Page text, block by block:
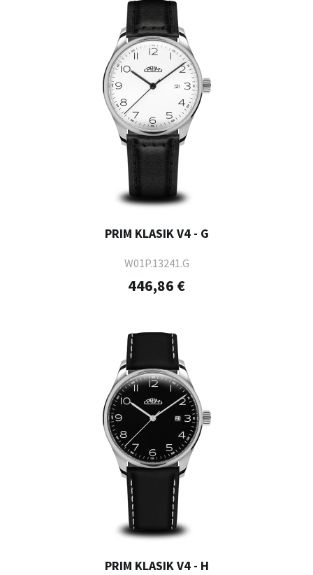
PRIM KLASIK V4 - G
W01P.13241.G
446,86 €
PRIM KLASIK V4 - H